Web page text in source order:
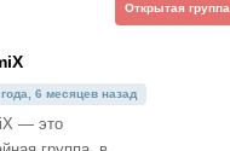
Открытая
6 месяцев назад
— это